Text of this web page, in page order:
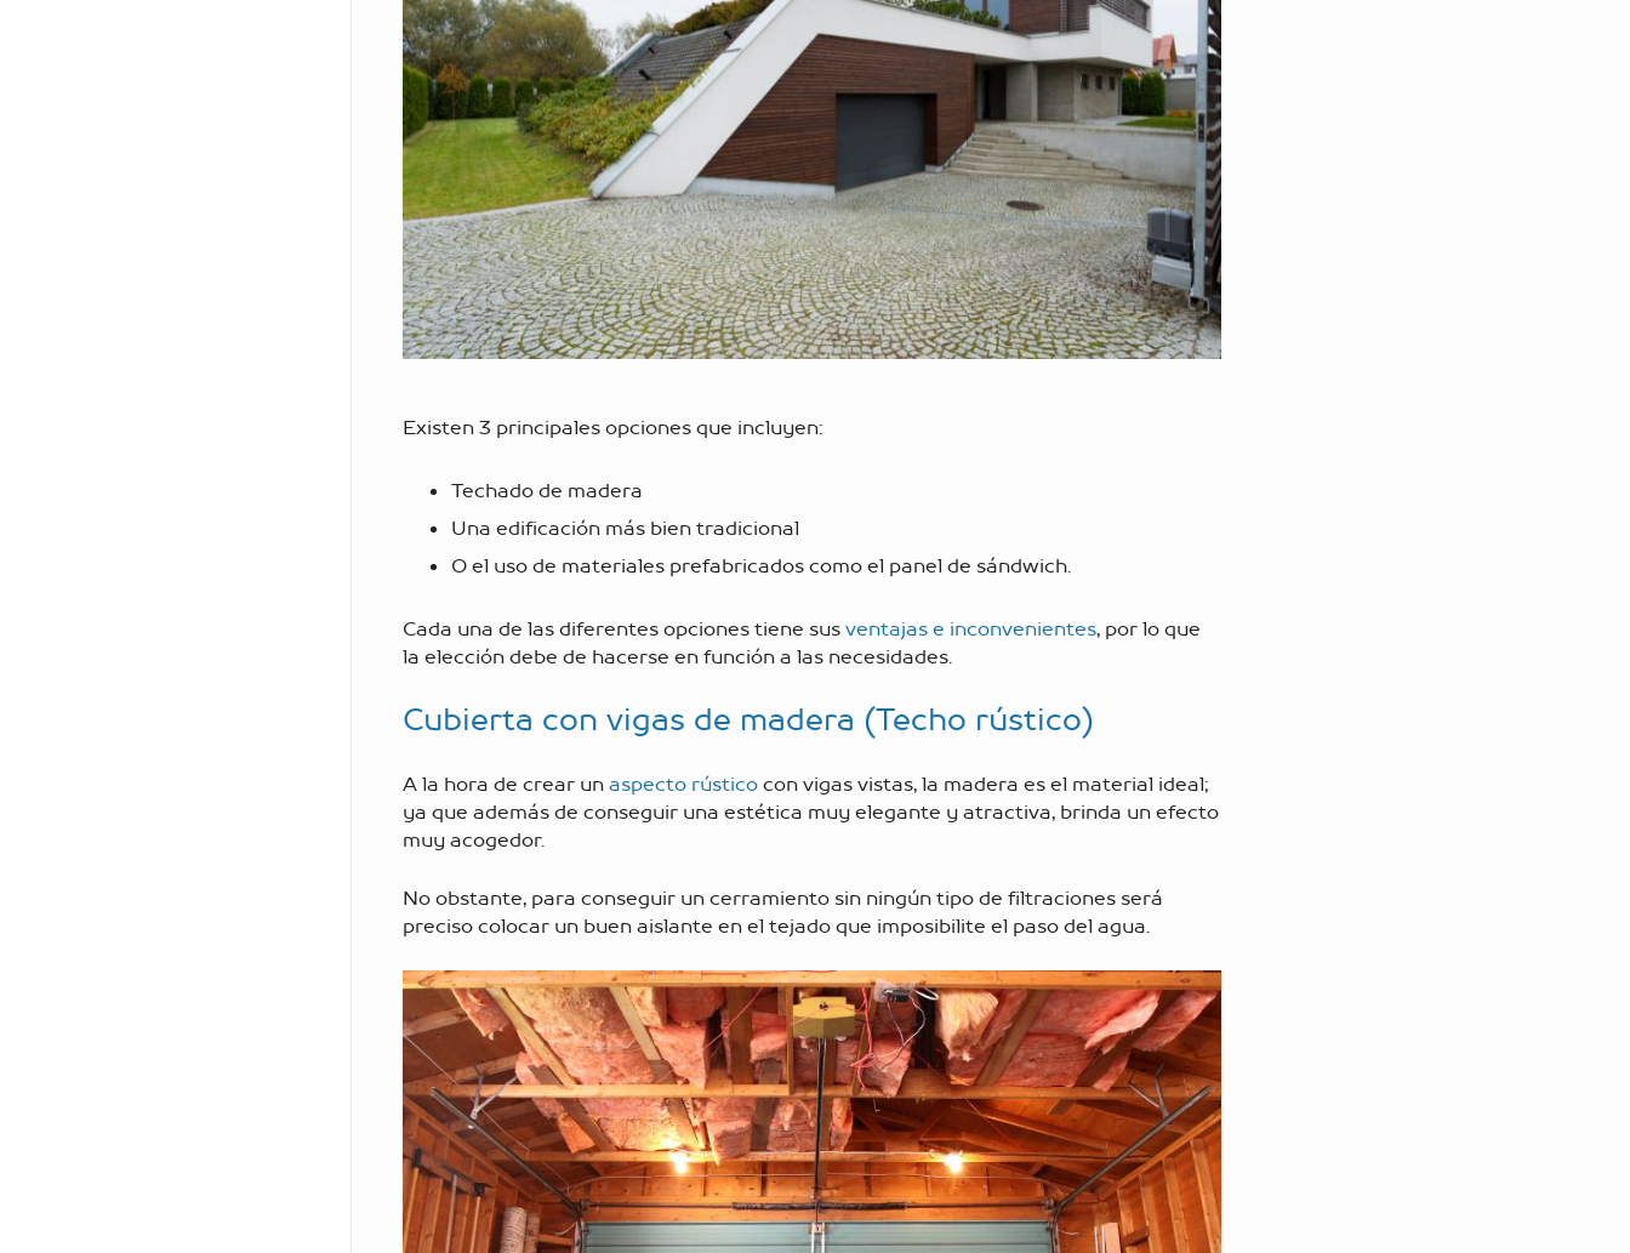
Existen 3 principales opciones que incluyen:
Techado de madera
Una edificación más bien tradicional
O el uso de materiales prefabricados como el panel de sándwich.
Cada una de las diferentes opciones tiene susventajas e inconvenientes, por lo que
la elección debe de hacerse en función a las necesidades.
Cubierta con vigas de madera (Techo rústico)
A la hora de crear unaspecto rústicocon vigas vistas, la madera es el material ideal;
ya que además de conseguir una estética muy elegante y atractiva, brinda un efecto
muy acogedor.
No obstante, para conseguir un cerramiento sin ningún tipo de filtraciones será
preciso colocar un buen aislante en el tejado que imposibilite el paso del agua.